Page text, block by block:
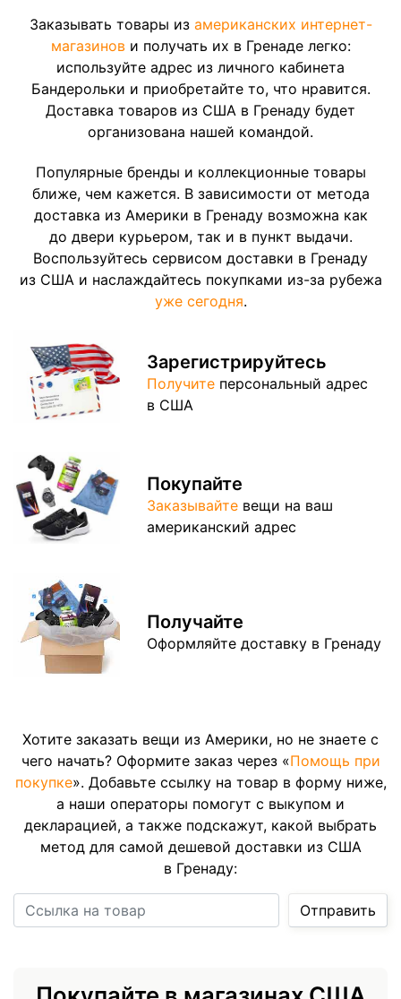
Заказывать товары из американских интернет-
магазинови получать их в Гренаде легко:
используйте адрес из личного кабинета
Бандерольки и приобретайте то, что нравится.
Доставка товаров из США в Гренаду будет
организована нашей командой.
Популярные бренды и коллекционные товары
ближе, чем кажется. В зависимости от метода
доставка из Америки в Гренаду возможна как
до двери курьером, так и в пункт выдачи.
Воспользуйтесь сервисом доставки в Гренаду
из США и наслаждайтесь покупками из-за рубежа
уже сегодня.
Зарегистрируйтесь
Получите персональный адрес
в США
Покупайте
Заказывайте вещи на ваш
американский адрес
Получайте
Оформляйте доставку в Гренаду
Хотите заказать вещи из Америки, но не знаете с
чего начать? Оформите заказ через «Помощь при
покупке». Добавьте ссылку на товар в форму ниже,
а наши операторы помогут с выкупом и
декларацией, а также подскажут, какой выбрать
метод для самой дешевой доставки из США
в Гренаду:
Отправить